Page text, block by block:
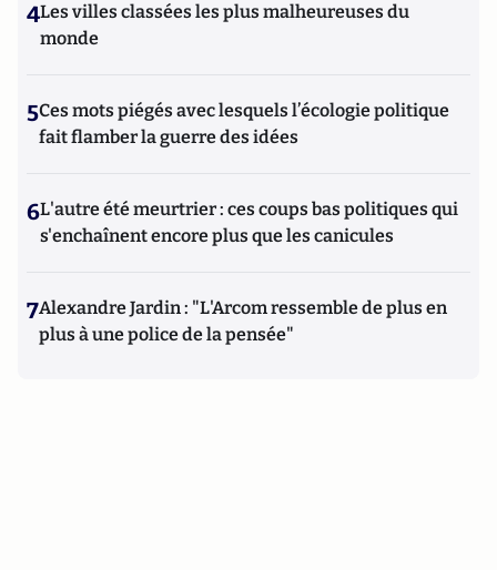
4Les villes classées les plus malheureuses du
monde
5Ces mots piégés avec lesquels l’écologie politique
fait flamber la guerre des idées
6L'autre été meurtrier : ces coups bas politiques qui
s'enchaînent encore plus que les canicules
7Alexandre Jardin : "L'Arcom ressemble de plus en
plus à une police de la pensée"